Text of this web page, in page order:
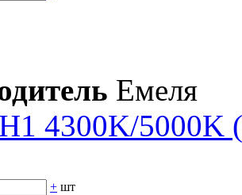
Емеля
4300K/5000K
+ шт